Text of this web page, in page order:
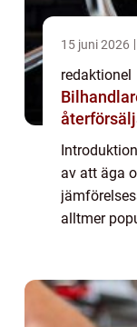
15 juni 2026
redaktionel
Bilhandlare i
av att äga
alltmer